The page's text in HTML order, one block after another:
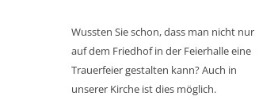
Wussten Sie schon, dass man nicht nur
auf dem Friedhof in der Feierhalle eine
Trauerfeier gestalten kann? Auch in
unserer Kirche ist dies möglich.